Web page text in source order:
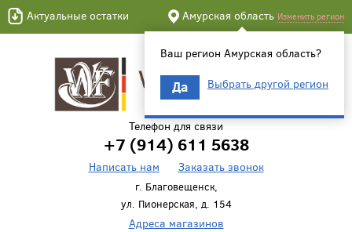
Актуальные остатки Амурская область Изменить регион
Ваш регион Амурская область?
Да Выбрать другой регион
Телефон для связи
+7 (914) 611 5638
Написать нам Заказать звонок
г. Благовещенск,
ул. Пионерская, д. 154
Адреса магазинов